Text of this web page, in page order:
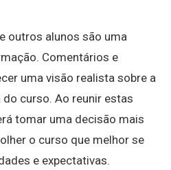
outros alunos são uma
Comentários e
uma visão realista sobre a
curso. Ao reunir estas
tomar uma decisão mais
o curso que melhor se
e expectativas.